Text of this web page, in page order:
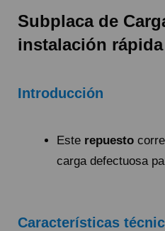
NUESTRO BLOG
GUÍA DE COMPRA
(+34)912 477
Subplaca de
instalación
Introducción
Este repuesto
carga defectuosa
Características